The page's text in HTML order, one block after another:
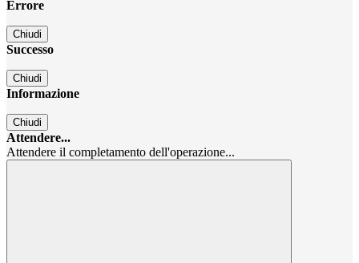
Errore
Chiudi
Successo
Chiudi
Informazione
Chiudi
Attendere...
Attendere il completamento dell'operazione...